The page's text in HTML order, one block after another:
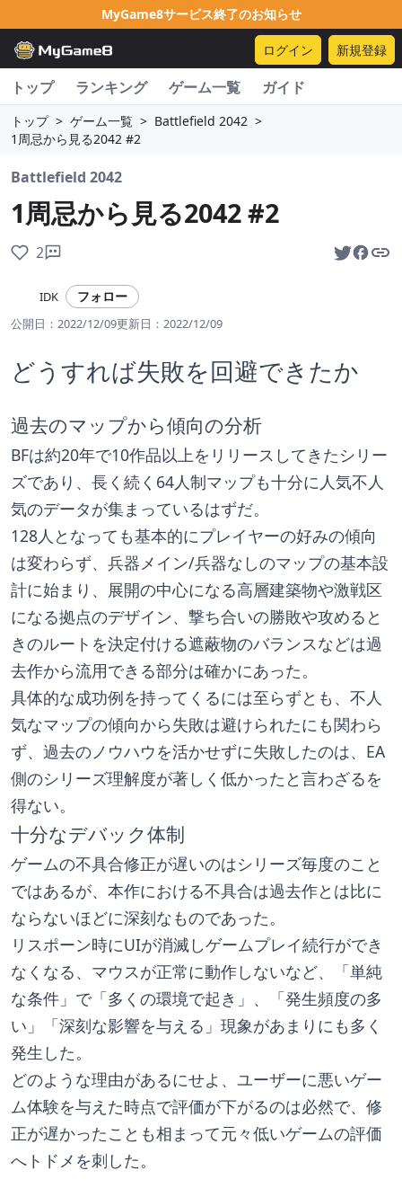
MyGame8サービス終了のお知らせ
ログイン 新規登録
トップ ランキング ゲーム一覧 ガイド
トップ > ゲーム一覧 > Battlefield 2042 >
1周忌から見る2042 #2
Battlefield 2042
1周忌から見る2042 #2
2
IDK フォロー
公開日： 2022/12/09更新日： 2022/12/09
どうすれば失敗を回避できたか
過去のマップから傾向の分析
BFは約20年で10作品以上をリリースしてきたシリー
ズであり、長く続く64人制マップも十分に人気不人
気のデータが集まっているはずだ。
128人となっても基本的にプレイヤーの好みの傾向
は変わらず、兵器メイン/兵器なしのマップの基本設
計に始まり、展開の中心になる高層建築物や激戦区
になる拠点のデザイン、撃ち合いの勝敗や攻めると
きのルートを決定付ける遮蔽物のバランスなどは過
去作から流用できる部分は確かにあった。
具体的な成功例を持ってくるには至らずとも、不人
気なマップの傾向から失敗は避けられたにも関わら
ず、過去のノウハウを活かせずに失敗したのは、EA
側のシリーズ理解度が著しく低かったと言わざるを
得ない。
十分なデバック体制
ゲームの不具合修正が遅いのはシリーズ毎度のこと
ではあるが、本作における不具合は過去作とは比に
ならないほどに深刻なものであった。
リスポーン時にUIが消滅しゲームプレイ続行ができ
なくなる、マウスが正常に動作しないなど、「単純
な条件」で「多くの環境で起き」、「発生頻度の多
い」「深刻な影響を与える」現象があまりにも多く
発生した。
どのような理由があるにせよ、ユーザーに悪いゲー
ム体験を与えた時点で評価が下がるのは必然で、修
正が遅かったことも相まって元々低いゲームの評価
へトドメを刺した。